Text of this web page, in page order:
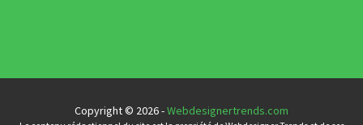
Copyright © 2026 -Webdesignertrends.com